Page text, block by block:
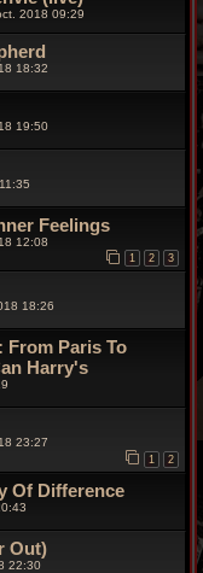
2018 09:29
18:32
19:50
Feelings
12:08
1 2 3
18:26
From Paris To
Harry's
23:27
1 2
Of Difference
Out)
22:30